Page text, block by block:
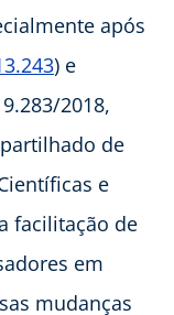
após
) e
2018,
de
e
facilitação de
em
mudanças